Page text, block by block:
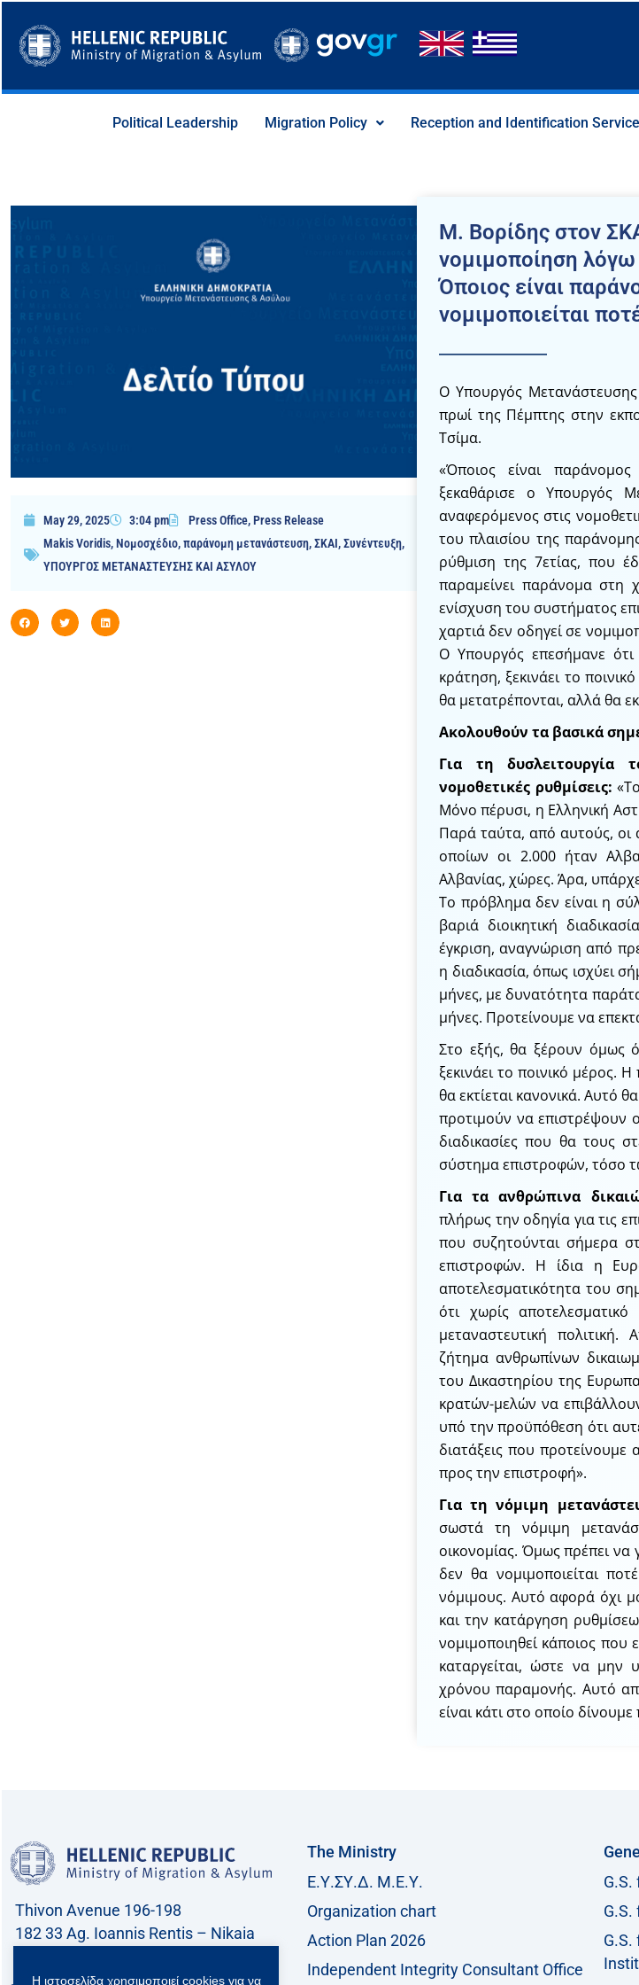
content
Political Leadership Migration Policy Reception and Identification Service
May 29, 2025 3:04 pm Press Office,Press Release
Makis Voridis,Νομοσχέδιο,παράνομη μετανάστευση,ΣΚΑΙ,Συνέντευξη,
ΥΠΟΥΡΓΟΣ ΜΕΤΑΝΑΣΤΕΥΣΗΣ ΚΑΙ ΑΣΥΛΟΥ
Μ. Βορίδης στον
νομιμοποίηση
Όποιος είναι
νομιμοποιείται
Ο Υπουργός
πρωί της Πέμπτης στην
Τσίμα.
«Όποιος είναι
ξεκαθάρισε ο Υπουργός
αναφερόμενος στις
του πλαισίου της
ρύθμιση της 7ετίας, που
παραμείνει παράνομα στη
ενίσχυση του συστήματος
χαρτιά δεν οδηγεί σε
Ο Υπουργός επεσήμανε ότι
κράτηση, ξεκινάει το
θα μετατρέπονται, αλλά θα
Ακολουθούν τα βασικά
Για τη δυσλειτουργία
νομοθετικές ρυθμίσεις:
Μόνο πέρυσι, η Ελληνική
Παρά ταύτα, από αυτούς, οι
οποίων οι 2.000 ήταν
Αλβανίας, χώρες. Άρα,
Το πρόβλημα δεν είναι η
βαριά διοικητική
έγκριση, αναγνώριση από
η διαδικασία, όπως ισχύει
μήνες, με δυνατότητα
μήνες. Προτείνουμε να
Στο εξής, θα ξέρουν όμως
ξεκινάει το ποινικό μέρος.
θα εκτίεται κανονικά. Αυτό
προτιμούν να επιστρέψουν
διαδικασίες που θα τους
σύστημα επιστροφών, τόσο
Για τα ανθρώπινα
πλήρως την οδηγία για τις
που συζητούνται σήμερα
επιστροφών. Η ίδια η
αποτελεσματικότητα του
ότι χωρίς
μεταναστευτική
ζήτημα ανθρωπίνων
του Δικαστηρίου της
κρατών-μελών να
υπό την προϋπόθεση ότι
διατάξεις που προτείνουμε
προς την επιστροφή».
Για τη νόμιμη
σωστά τη νόμιμη
οικονομίας. Όμως πρέπει να
δεν θα νομιμοποιείται
νόμιμους. Αυτό αφορά όχι
και την κατάργηση
νομιμοποιηθεί κάποιος που
καταργείται, ώστε να μην
χρόνου παραμονής. Αυτό
είναι κάτι στο οποίο
Thivon Avenue 196-198
182 33 Ag. Ioannis Rentis – Nikaia
The Ministry
Ε.Υ.ΣΥ.Δ. Μ.Ε.Υ.
Organization chart
Action Plan 2026
Independent Integrity Consultant Office
G.S.
Η ιστοσελίδα χρησιμοποιεί cookies για να